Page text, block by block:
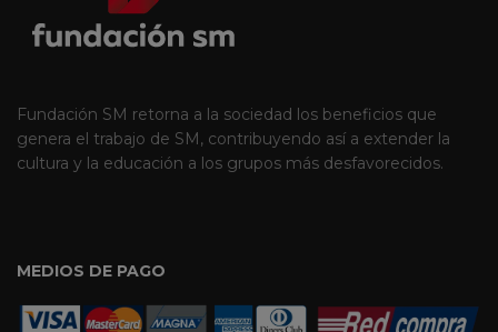
Fundación SM retorna a la sociedad los beneficios que
genera el trabajo de SM, contribuyendo así a extender la
cultura y la educación a los grupos más desfavorecidos.
MEDIOS DE PAGO